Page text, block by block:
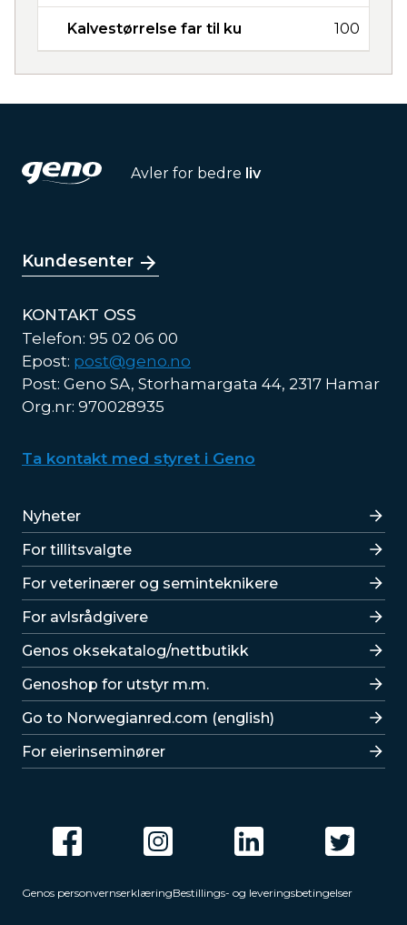
Kalvestørrelse far til ku 100
Avler for bedre liv
Kundesenter
KONTAKT OSS
Telefon: 95 02 06 00
Epost: post@geno.no
Post: Geno SA, Storhamargata 44, 2317 Hamar
Org.nr: 970028935
Ta kontakt med styret i Geno
Lenker
Nyheter
For tillitsvalgte
For veterinærer og seminteknikere
For avlsrådgivere
Lenker
Genos oksekatalog/nettbutikk
Genoshop for utstyr m.m.
Go to Norwegianred.com (english)
For eierinseminører
Genos personvernserklæringBestillings- og leveringsbetingelser